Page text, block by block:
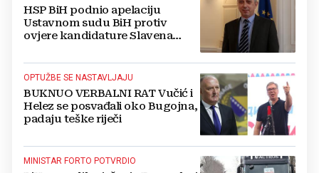
HSP BiH podnio apelaciju
Ustavnom sudu BiH protiv
ovjere kandidature Slavena
OPTUŽBE SE NASTAVLJAJU
BUKNUO VERBALNI RAT Vučić i
Helez se posvađali oko Bugojna,
padaju teške riječi
MINISTAR FORTO POTVRDIO